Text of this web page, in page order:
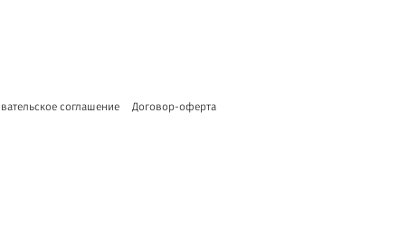
соглашение Договор-оферта